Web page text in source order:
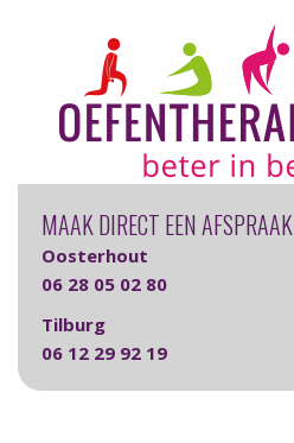
MAAK DIRECT EEN AFSPRAAK
Oosterhout
06 28 05 02 80
Tilburg
06 12 29 92 19